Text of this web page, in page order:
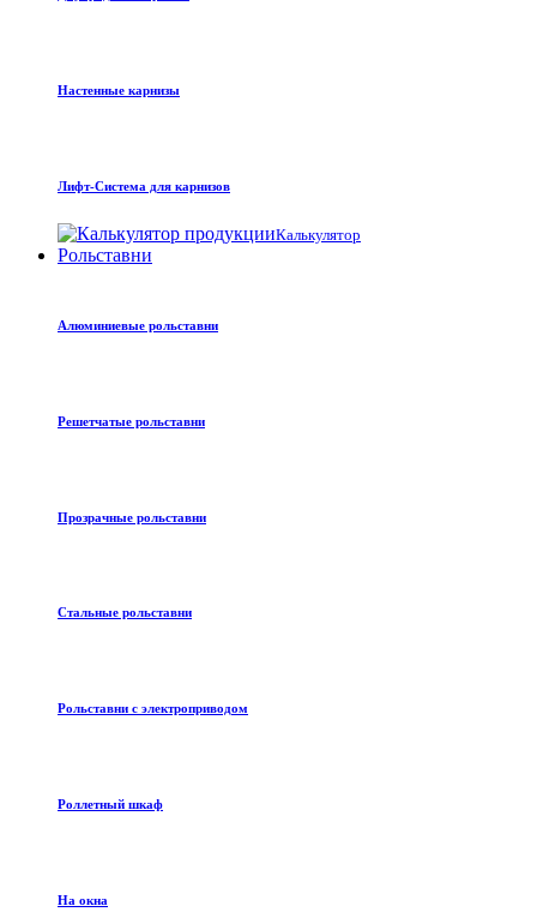
Настенные карнизы
Лифт-Система для карнизов
Калькулятор
Рольставни
Алюминиевые рольставни
Решетчатые рольставни
Прозрачные рольставни
Стальные рольставни
Рольставни с электроприводом
Роллетный шкаф
На окна